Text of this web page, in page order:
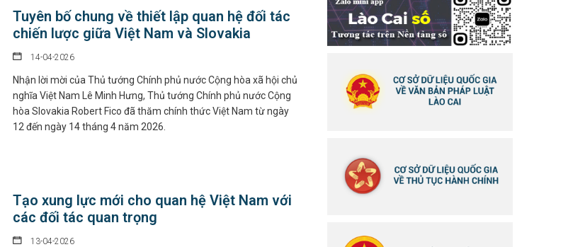
Tuyên bố chung về thiết lập quan hệ đối tác
chiến lược giữa Việt Nam và Slovakia
14-04-2026
Nhận lời mời của Thủ tướng Chính phủ nước Cộng hòa xã hội chủ
nghĩa Việt Nam Lê Minh Hưng, Thủ tướng Chính phủ nước Cộng
hòa Slovakia Robert Fico đã thăm chính thức Việt Nam từ ngày
12 đến ngày 14 tháng 4 năm 2026.
Tạo xung lực mới cho quan hệ Việt Nam với
các đối tác quan trọng
13-04-2026